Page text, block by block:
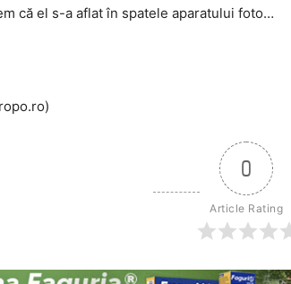
că el s-a aflat în spatele aparatului foto…
0
Article Rating